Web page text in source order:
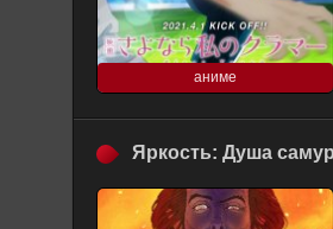
аниме
Яркость: Душа